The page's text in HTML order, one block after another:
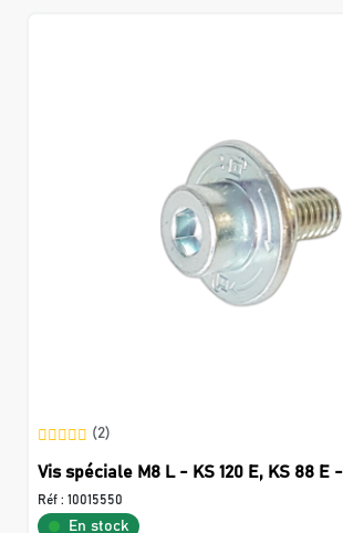
(2)
Vis spéciale M8 L - KS 120 E, KS 88 E
Réf : 10015550
En stock